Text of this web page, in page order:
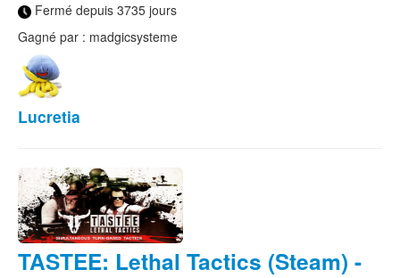
Fermé depuis 3735 jours
Gagné par : madgicsysteme
Lucretia
TASTEE: Lethal Tactics (Steam) -